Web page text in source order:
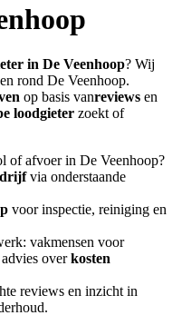
in De Veenhoop? Wij
rond De Veenhoop.
op basis vanreviews en
loodgieter zoekt of
of afvoer in De Veenhoop?
via onderstaande
voor inspectie, reiniging en
vakmensen voor
overkosten
reviews en inzicht in